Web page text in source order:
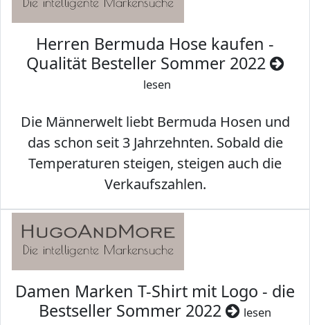
Herren Bermuda Hose kaufen -
Qualität Besteller Sommer 2022
lesen
Die Männerwelt liebt Bermuda Hosen und
das schon seit 3 Jahrzehnten. Sobald die
Temperaturen steigen, steigen auch die
Verkaufszahlen.
Damen Marken T-Shirt mit Logo - die
Bestseller Sommer 2022
lesen